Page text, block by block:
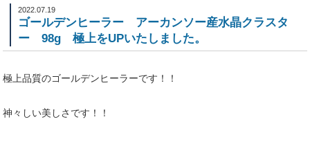
2022.07.19
ゴールデンヒーラー アーカンソー産水晶クラスタ
ー 98g 極上をUPいたしました。
極上品質のゴールデンヒーラーです！！
神々しい美しさです！！